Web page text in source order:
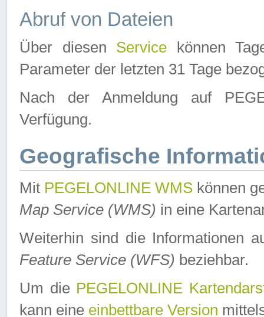
Abruf von Dateien
Über diesen Service können
Parameter der letzten 31 Tage
Nach der Anmeldung auf
Verfügung.
Geografische
Mit PEGELONLINE WMS können
Map Service (WMS) in eine
Weiterhin sind die Informationen
Feature Service (WFS) beziehbar.
Um die PEGELONLINE
kann eine einbettbare Version